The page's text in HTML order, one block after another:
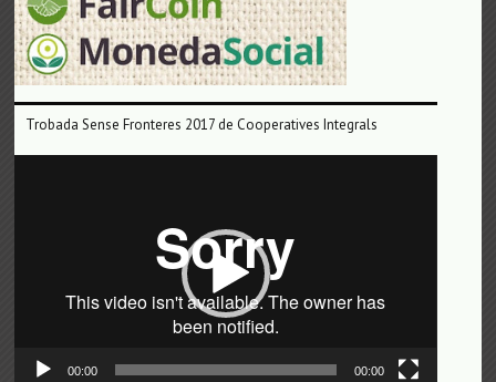
Trobada Sense Fronteres 2017 de Cooperatives Integrals
00:00 00:00